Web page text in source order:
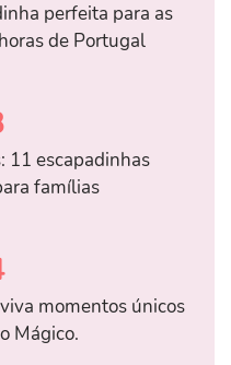
perfeita para as
de Portugal
11 escapadinhas
famílias
momentos únicos
Mágico.